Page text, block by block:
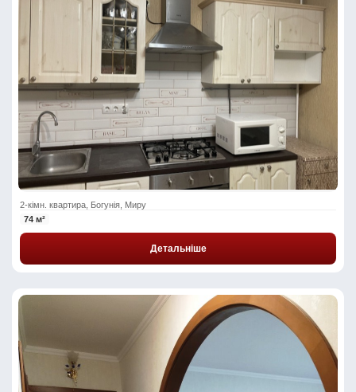
2-кімн. квартира, Богунія, Миру
74 м²
Детальніше